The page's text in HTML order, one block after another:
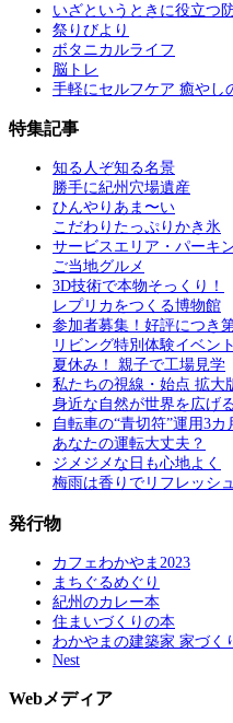
いざというときに役立つ
祭りびより
ボタニカルライフ
脳トレ
手軽にセルフケア 癒やし
特集記事
知る人ぞ知る名景
勝手に紀州穴場遺産
ひんやりあま〜い
こだわりたっぷりかき氷
サービスエリア・パーキ
ご当地グルメ
3D技術で本物そっくり！
レプリカをつくる博物館
参加者募集！好評につき
リビング特別体験イベント
夏休み！ 親子で工場見学
私たちの視線・始点 拡大
身近な自然が世界を広げる
自転車の“青切符”運用3カ
あなたの運転大丈夫？
ジメジメな日も心地よく
梅雨は香りでリフレッシュ
発行物
カフェわかやま2023
まちぐるめぐり
紀州のカレー本
住まいづくりの本
わかやまの建築家 家づく
Nest
Webメディア